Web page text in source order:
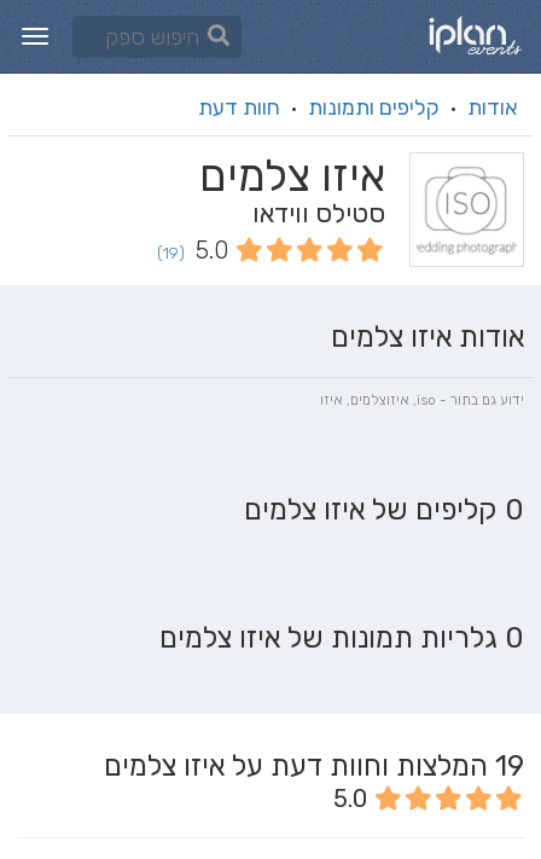
אודות · קליפים ותמונות · חוות דעת
איזו צלמים
סטילס ווידאו
5.0
(19)
אודות איזו צלמים
ידוע גם בתור - iso, איזוצלמים, איזו
0 קליפים של איזו צלמים
0 גלריות תמונות של איזו צלמים
19 המלצות וחוות דעת על איזו צלמים
5.0